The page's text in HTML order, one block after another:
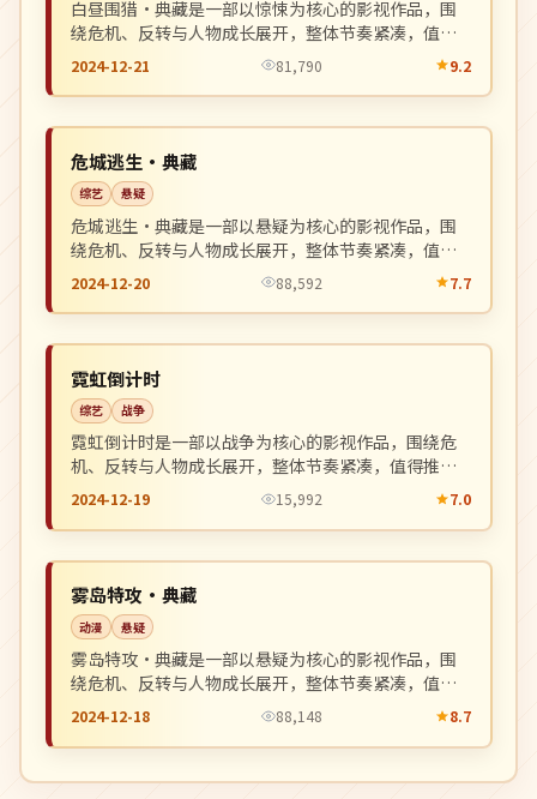
白昼围猎·典藏是一部以惊悚为核心的影视作品，围
绕危机、反转与人物成长展开，整体节奏紧凑，值得
推荐观看。
2024-12-21 81,790 9.2
日本
危城逃生·典藏
综艺 悬疑
危城逃生·典藏是一部以悬疑为核心的影视作品，围
绕危机、反转与人物成长展开，整体节奏紧凑，值得
推荐观看。
2024-12-20 88,592 7.7
日本
霓虹倒计时
综艺 战争
霓虹倒计时是一部以战争为核心的影视作品，围绕危
机、反转与人物成长展开，整体节奏紧凑，值得推荐
观看。
2024-12-19 15,992 7.0
日本
雾岛特攻·典藏
动漫 悬疑
雾岛特攻·典藏是一部以悬疑为核心的影视作品，围
绕危机、反转与人物成长展开，整体节奏紧凑，值得
推荐观看。
2024-12-18 88,148 8.7